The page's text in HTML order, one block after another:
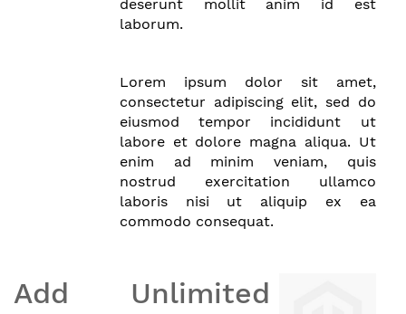
deserunt mollit anim id est
laborum.
Lorem ipsum dolor sit amet,
consectetur adipiscing elit, sed do
eiusmod tempor incididunt ut
labore et dolore magna aliqua. Ut
enim ad minim veniam, quis
nostrud exercitation ullamco
laboris nisi ut aliquip ex ea
commodo consequat.
Add Unlimited